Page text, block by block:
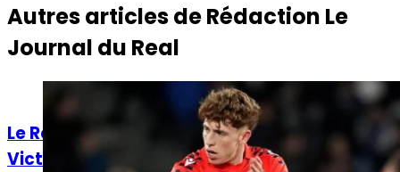
Autres articles deRédaction Le
Journal du Real
Le Real Madrid face à un dilemme pour
Victor Muñoz